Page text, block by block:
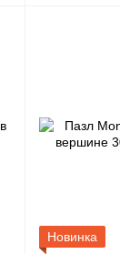
Новинка